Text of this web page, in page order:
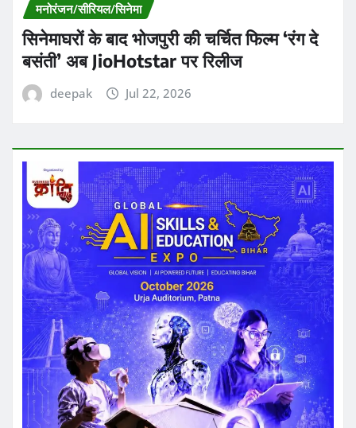
मनोरंजन/सीरियल/सिनेमा
सिनेमाघरों के बाद भोजपुरी की चर्चित फिल्म ‘रंग दे
बसंती’ अब JioHotstar पर रिलीज
deepak Jul 22, 2026